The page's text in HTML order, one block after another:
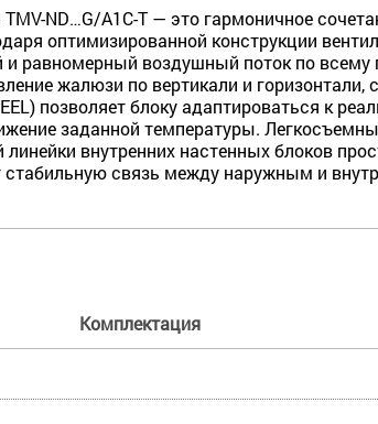
ND…G/A1C-T — это гармоничное
оптимизированной конструкции
равномерный воздушный поток по
жалюзи по вертикали и
позволяет блоку адаптироваться к
заданной температуры.
внутренних настенных блоков
стабильную связь между наружным и
Комплектация